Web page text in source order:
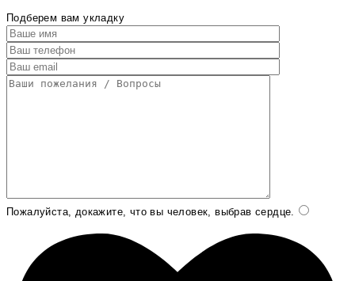
Подберем вам укладку
Пожалуйста, докажите, что вы человек, выбрав сердце.